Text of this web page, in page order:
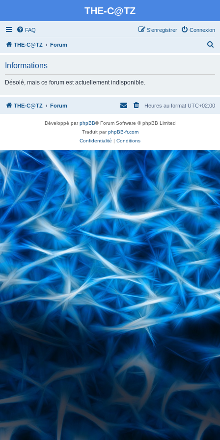
THE-C@TZ
FAQ Connexion
S’enregistrer
THE-C@TZ Forum
r
c
r
Informations
Désolé, mais ce forum est actuellement indisponible.
THE-C@TZ Forum Heures au format UTC+02:00
Développé parphpBB® Forum Software © phpBB Limited
Traduit parphpBB-fr.com
Confidentialité | Conditions